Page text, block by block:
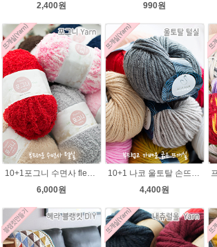
2,400원
990원
10+1포그니 수면사 fleece 플리스 수면실 뜨개실/소프트 메리 멜로디/부드러운 털실/유아용실/귀도리안감실
6,000원
10+1 나코 울토탈 손뜨개 뜨개질 굵은뜨개실 나코메가 굵은털실(털실,뜨개질실) 동대문 뜨게실
4,400원